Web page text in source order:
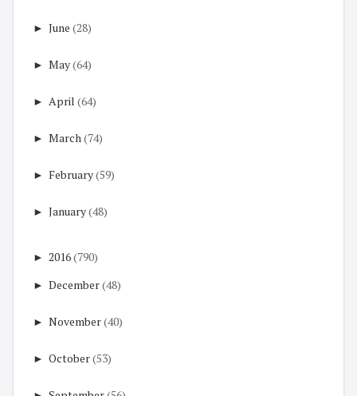
► June (28)
► May(64)
► April (64)
► March(74)
► February(59)
► January(48)
► 2016(790)
► December(48)
► November(40)
► October(53)